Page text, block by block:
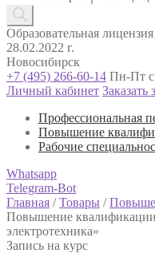
Образовательная
28.02.2022 г.
Новосибирск
+7 (495) 266-60-14 Пн-Пт с
Личный кабинет Заказать
Профессиональная
Повышение
Рабочие
Whatsapp
Telegram-Bot
Главная /Товары /
Повышение квалификации
электротехника»
Запись на курс